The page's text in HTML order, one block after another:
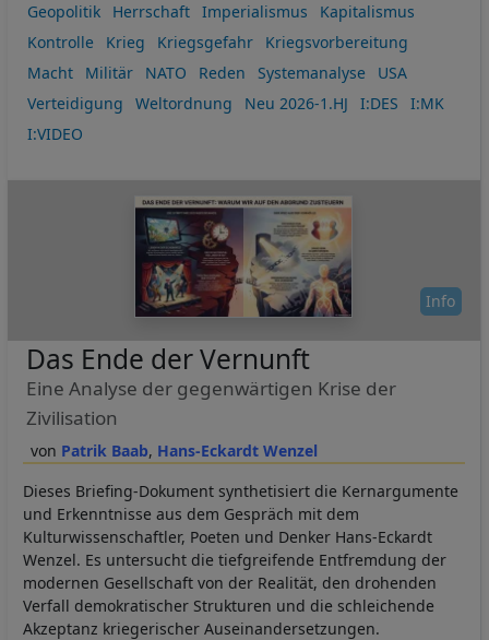
Geopolitik
Herrschaft Imperialismus
Kapitalismus
Kontrolle
Krieg Kriegsgefahr
Kriegsvorbereitung
Macht
Militär NATO Reden Systemanalyse
USA
Verteidigung
Weltordnung Neu 2026-1.HJ I:DES
I:MK
I:VIDEO
Info
Patrik Baab Hans-Eckardt Wenzel
Das Ende der Vernunft
Eine Analyse der gegenwärtigen Krise der
Zivilisation
Dieses Briefing-Dokument synthetisiert die Kernargumente
und Erkenntnisse aus dem Gespräch mit dem
Kulturwissenschaftler, Poeten und Denker Hans-Eckardt
Wenzel. Es untersucht die tiefgreifende Entfremdung der
modernen Gesellschaft von der Realität, den drohenden
Verfall demokratischer Strukturen und die schleichende
Akzeptanz kriegerischer Auseinandersetzungen.